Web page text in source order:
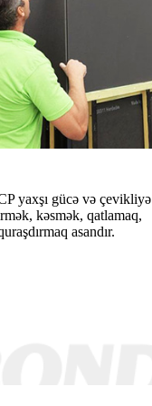
yaxşı gücə və çevikliyə
kəsmək, qatlamaq,
asandır.